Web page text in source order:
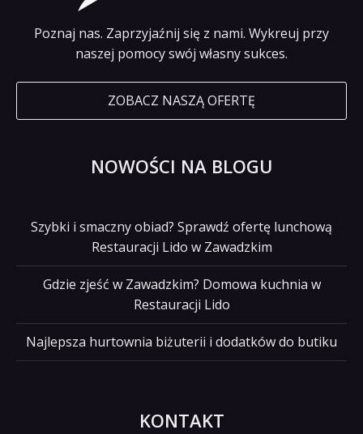
Poznaj nas. Zaprzyjaźnij się z nami. Wykreuj przy
naszej pomocy swój własny sukces.
ZOBACZ NASZĄ OFERTĘ
NOWOŚCI NA BLOGU
Szybki i smaczny obiad? Sprawdź ofertę lunchową
Restauracji Lido w Zawadzkim
Gdzie zjeść w Zawadzkim? Domowa kuchnia w
Restauracji Lido
Najlepsza hurtownia biżuterii i dodatków do butiku
KONTAKT